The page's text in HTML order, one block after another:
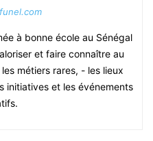
à bonne école au Sénégal
et faire connaître au
métiers rares, - les lieux
initiatives et les événements